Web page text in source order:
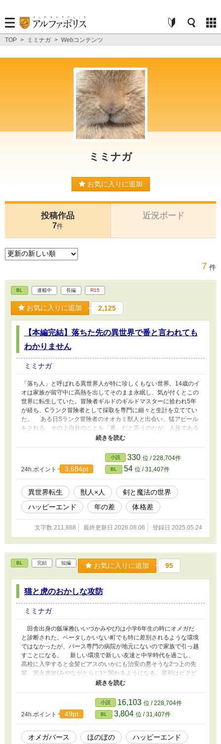
TOP > ミミナガ > Webコンテンツ
ミミナガ
お気に入りに追加
投稿作品
7件
近況ボード
7 件
BL 連載中 長編 R15
お気に入りに追加 2,125
【本編完結】落ちた先の異世界で番と言われても
わかりません
ミミナガ
「落ち人」と呼ばれる異世界人が特に珍しくもない世界。14歳のイ
オは家族が留守中に高熱を出してそのまま永眠し、気が付くとこの
世界に転生していた。冒険者ギルドのギルドマスターに拾われ5年
が経ち、Cランク冒険者として採取を専門に細々と生計を立ててい
た。 ある日Sランク冒険者のオオカミ獣人と出会い、猛アピール
をされる。その上自分のことを「番」だと言うのだが、人族である
イオには番の感覚がわからないので戸惑うばかり。使命も役割もチ
ートもない異世界転生で健気に生きていく自己肯定感低めの真面目
な青年と、甘やかしてくれるハイスペック年上オオカミ獣人の話で
す。 ベッタベタの王道異世界転生BLを目指しました。 本編完
結。番外編は不定期更新です。R-15は保険。 コメント欄に関し
まして、ネタバレ配慮は特にしていませんのでネタバレ厳禁の方は
ご注意下さい。
24h.ポイント 3,684pt
小説 330 位 / 228,704件
BL 54 位 / 31,407件
異世界転生 獣人×人
剣と魔法の世界
ハッピーエンド
年の差 体格差
文字数 211,868 最終更新日 2026.08.06 登録日 2025.05.24
BL 完結 短編 お気に入りに追加 95
猫と虎のおかしな攻防
ミミナガ
田舎出身の飯塚雅(いいづかみやび)は小学6年生の時にオメガだ
と診断された。ベータしかいない町でも特に差別されるような環境
ではなかったが、バース専門の病院が地元にないので家族で引っ越
すことになる。 新しい環境で新しい友達と中学時代を過ごし、
高校に入学すると金髪ピアスのいかにも治安の悪そうな2つ上の先
輩、宮永虎次(みやながとらじ)と関わるようになる。最初はビクビ
クしていた雅だが、先輩と遊んだり餌付けされたりと次第に警戒は
解かれていく。威嚇しながらも懐き始めるオメガと、じわじわと餌
付けと外堀を埋めていくアルファの攻防の行方は？ 「ラブラブハ
ッピーな未来のために頑張るぞ！」のスピンオフですが、そちらを
読んでいなくてもわかるように書きます。
24h.ポイント 49pt
小説 16,103 位 / 228,704件
BL 3,804 位 / 31,407件
オメガバース ほのぼの
ハッピーエンド